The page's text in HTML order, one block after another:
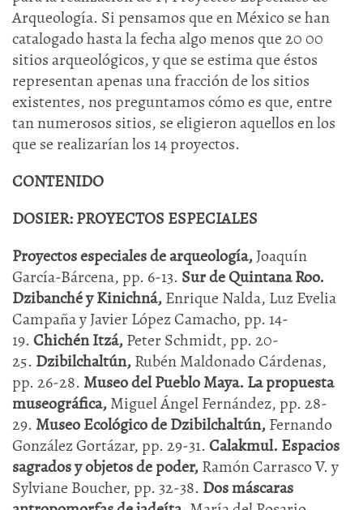
Arqueología. Si pensamos que en México se han
catalogado hasta la fecha algo menos que 20 00
sitios arqueológicos, y que se estima que éstos
representan apenas una fracción de los sitios
existentes, nos preguntamos cómo es que, entre
tan numerosos sitios, se eligieron aquellos en los
que se realizarían los 14 proyectos.
CONTENIDO
DOSIER:PROYECTOS ESPECIALES
Proyectos especiales de arqueología,Joaquín
García-Bárcena, pp. 6-13. Sur de Quintana Roo.
Dzibanché y Kinichná,Enrique Nalda, Luz Evelia
Campaña y Javier López Camacho, pp. 14-
19.Chichén Itzá,Peter Schmidt, pp. 20-
25. Dzibilchaltún,Rubén Maldonado Cárdenas,
pp. 26-28. Museo del Pueblo Maya. La propuesta
museográfica,Miguel Ángel Fernández, pp. 28-
29. Museo Ecológico de Dzibilchaltún,Fernando
González Gortázar, pp. 29-31.Calakmul. Espacios
sagrados y objetos de poder,Ramón Carrasco V. y
Sylviane Boucher, pp. 32-38. Dos máscaras